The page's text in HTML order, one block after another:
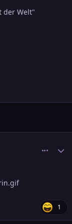
der Welt"
1